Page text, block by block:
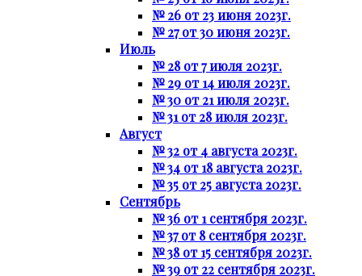
№ 26 от 23 июня 2023г.
№ 27 от 30 июня 2023г.
Июль
№ 28 от 7 июля 2023г.
№ 29 от 14 июля 2023г.
№ 30 от 21 июля 2023г.
№ 31 от 28 июля 2023г.
Август
№ 32 от 4 августа 2023г.
№ 34 от 18 августа 2023г.
№ 35 от 25 августа 2023г.
Сентябрь
№ 36 от 1 сентября 2023г.
№ 37 от 8 сентября 2023г.
№ 38 от 15 сентября 2023г.
№ 39 от 22 сентября 2023г.